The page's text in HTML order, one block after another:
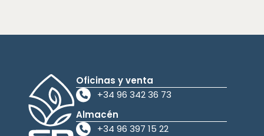
Oficinas y venta
+34 96 342 36 73
Almacén
+34 96 397 15 22